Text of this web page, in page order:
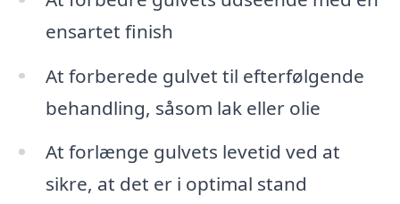
ensartet finish
At forberede gulvet til efterfølgende
behandling, såsom lak eller olie
At forlænge gulvets levetid ved at
sikre, at det er i optimal stand